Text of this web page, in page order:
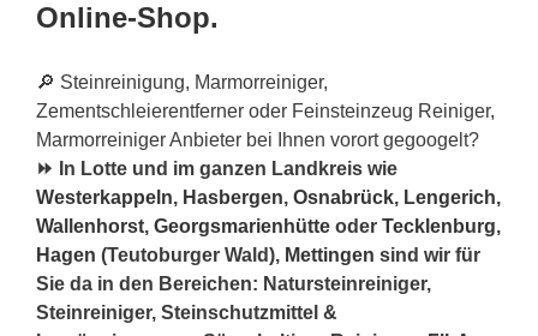
Online-Shop.
🔎 Steinreinigung, Marmorreiniger,
Zementschleierentferner oder Feinsteinzeug Reiniger,
Marmorreiniger Anbieter bei Ihnen vorort gegoogelt?
⏩ In Lotte und im ganzen Landkreis wie
Westerkappeln, Hasbergen, Osnabrück, Lengerich,
Wallenhorst, Georgsmarienhütte oder Tecklenburg,
Hagen (Teutoburger Wald), Mettingen sind wir für
Sie da in den Bereichen: Natursteinreiniger,
Steinreiniger, Steinschutzmittel &